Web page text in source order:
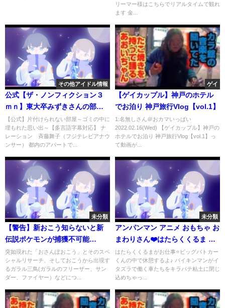
リーマー様はこちらでリアルタイムで観れ
ます 金...
その他アイドル情報
公式【ザ・ノンフィクション３
ｍｎ】東大卒みずきさんの部屋
がゴミだらけのワケ…ＶＯＬ①
【公式】片付けられない部屋～ゴミの中に
埋もれた思い出～【多言語字幕対応】 ナ
レーション 斉藤舞子（フジテレビアナウ
ンサー） 都内のアパートで...
ゲイ
【ゲイカップル】神戸のホテル
でお泊り 神戸旅行Vlog【vol.1】
1:名無しさん＠おカマいっぱい
2022.02.16(Wed) 【ゲイカップル】神戸の
ホテルでお泊り 神戸旅行Vlog【vol.1】っ
て動画が...
未分類
【警告】新おこう知らないと新
伝説ポケモンが捕獲不可能
に！？レイドデイや地域限定が
来る最新情報まとめ【ポケモン
GO】
突如現れた「おさんぽおこう」とそのスペ
シャルリサーチ、そしておこうから出現す
るガラル三鳥(ガラルのフリーザー、サン
ダー、ファイヤー）などにつ...
未分類
アンパンマン アニメ おもちゃ お
まわりさん❤️はたらくくるま が
キラパテ粘土に捕まったよ⭐緊急
出動してイタズラするバイキン
マンを手錠で逮捕！緊急車両の
はたらくくるまがお仕事⭐ビッグパトカー
くんの中で休憩するよ♪ バイキンマンがイ
タズラで働く車たちをキラパテ粘土に閉じ
込めちゃっ...